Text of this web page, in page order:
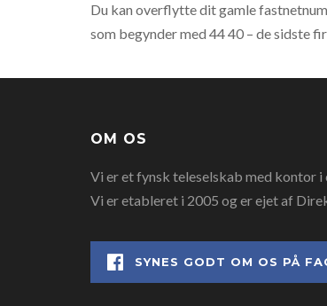
Du kan overflytte dit gamle
som begynder med 44 40 – de sidste
OM OS
Vi er et fynsk teleselskab med kontor
Vi er etableret i 2005 og er ejet af
SYNES GODT OM OS PÅ